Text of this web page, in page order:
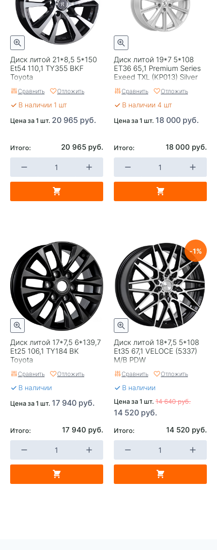
Гарантия
1 год
Цвет
Серый
Категория
Легковые
Страна изготовителя
Россия
Replica
Завод изготовитель
Skad
Диск литой 21*8,5 5*150
Et54 110,1 TY355 BKF
Toyota
Сравнить Отложить
В наличии 1 шт
Цена за 1 шт. 20 965 руб.
Итого: 20 965 руб.
Диск литой 19*7 5*108
ET36 65,1 Premium Series
Exeed TXL (KP013) Silver
Сравнить Отложить
В наличии 4 шт
Цена за 1 шт. 18 000 руб.
Итого: 18 000 руб.
Диск литой 17*7,5 6*139,7
Et25 106,1 TY184 BK
Toyota
Сравнить Отложить
В наличии
Цена за 1 шт. 17 940 руб.
Итого: 17 940 руб.
Диск литой 18*7,5 5*108
Et35 67,1 VELOCE (5337)
M/B PDW
1
Сравнить Отложить
В наличии
Цена за 1 шт. 14 640 руб.
14 520 руб.
Итого: 14 520 руб.